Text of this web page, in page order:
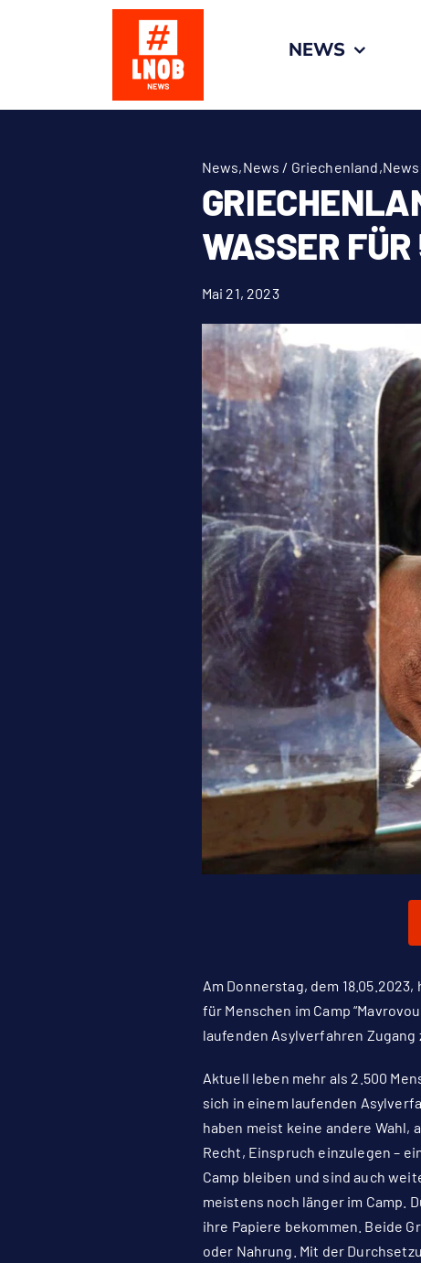
NEWS
News,News / Griechenland,
WASSER
Mai 21, 2023
Am Donnerstag, dem
für Menschen im Camp
laufenden Asylverfahren Zugang
Aktuell leben mehr als 2.500
sich in einem laufenden
haben meist keine andere Wahl,
Recht, Einspruch einzulegen –
Camp bleiben und sind auch
meistens noch länger im Camp.
ihre Papiere bekommen. Beide
oder Nahrung. Mit der